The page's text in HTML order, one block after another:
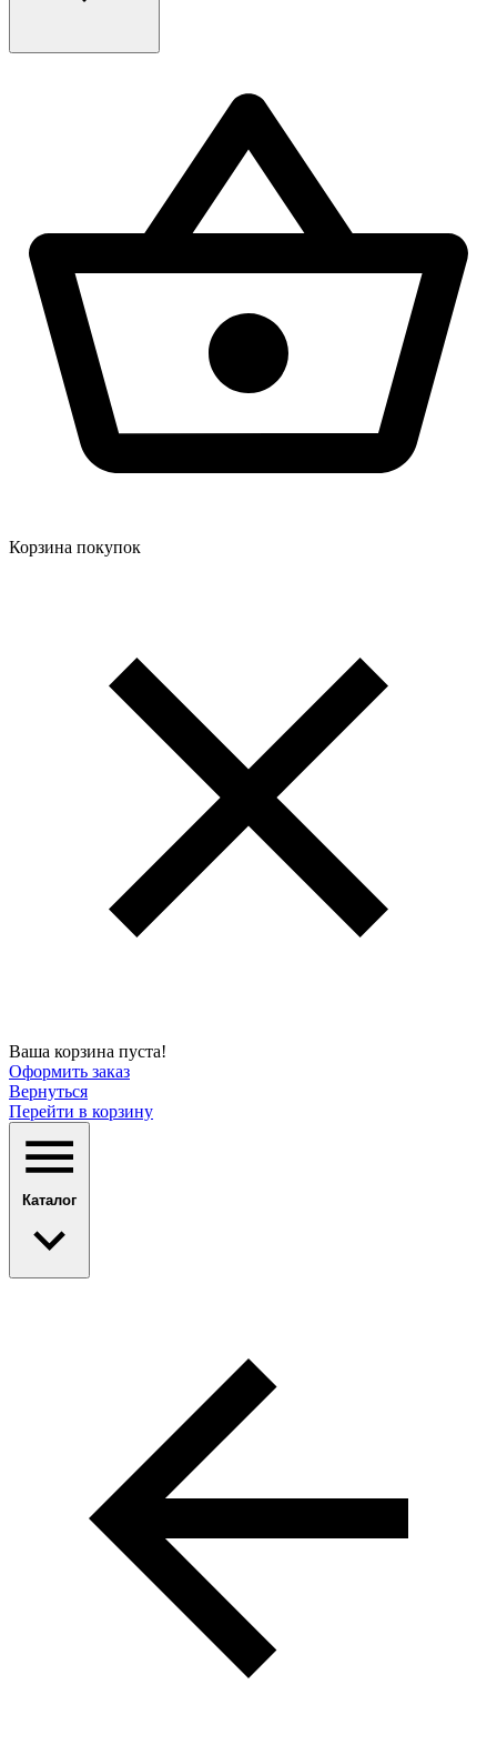
Корзина покупок
Ваша корзина пуста!
Оформить заказ
Вернуться
Перейти в корзину
Каталог